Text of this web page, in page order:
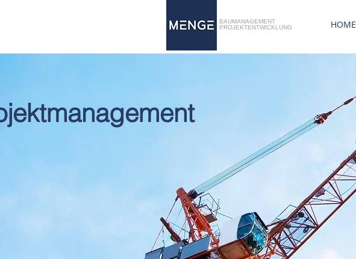
BAUMANAGEMENT
PROJEKTENTWICKLUNG
HOME